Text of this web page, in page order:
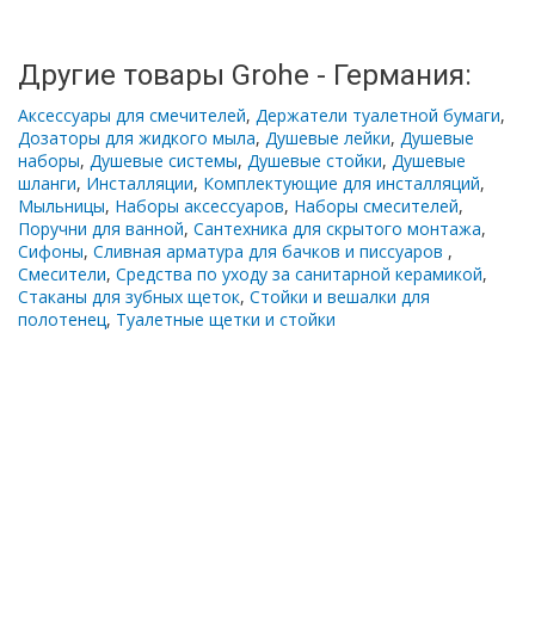
Другие товары Grohe - Германия:
Аксессуары для смечителей, Держатели туалетной бумаги,
Дозаторы для жидкого мыла, Душевые лейки, Душевые
наборы, Душевые системы, Душевые стойки, Душевые
шланги, Инсталляции, Комплектующие для инсталляций,
Мыльницы, Наборы аксессуаров, Наборы смесителей,
Поручни для ванной, Сантехника для скрытого монтажа,
Сифоны, Сливная арматура для бачков и писсуаров ,
Смесители, Средства по уходу за санитарной керамикой,
Стаканы для зубных щеток, Стойки и вешалки для
полотенец, Туалетные щетки и стойки